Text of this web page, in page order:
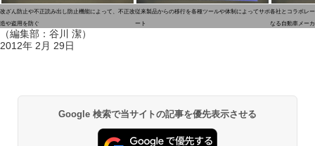
改ざん防止や不正読み出し防止機能によって、不正改
造や盗用を防ぐ
従来製品からの移行を各種ツールや体制によってサポ
ート
各社とコラボレ
なる自動車メー
（編集部：谷川 潔）
2012年 2月 29日
Google 検索で当サイトの記事を優先表示させる